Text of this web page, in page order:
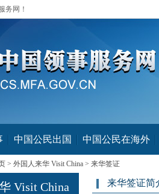
务网！
中国公民出国 中国公民在海外
> 外国人来华 Visit China > 来华签证
Visit China 来华签证简